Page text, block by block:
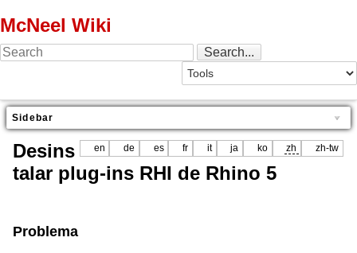
McNeel Wiki
Sidebar
en de es fr it ja ko zh zh-tw
Desins
talar plug-ins RHI de Rhino 5
Problema